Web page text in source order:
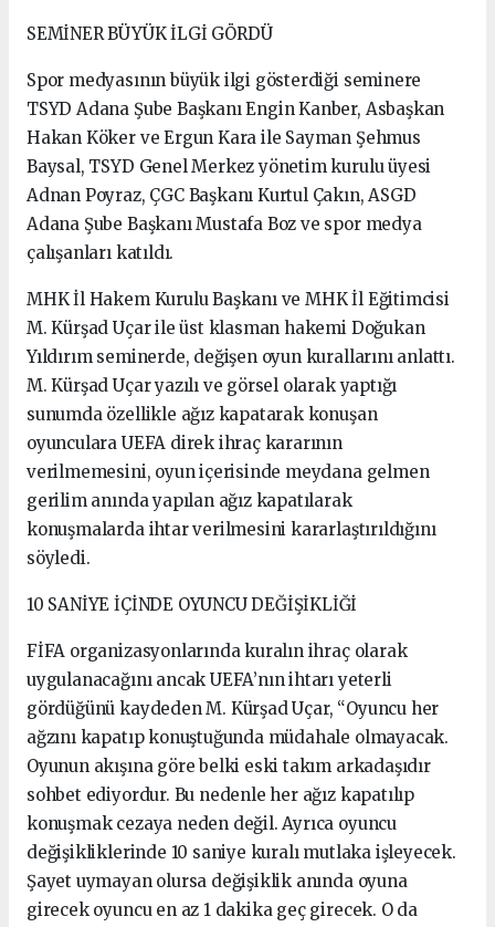
SEMİNER BÜYÜK İLGİ GÖRDÜ
Spor medyasının büyük ilgi gösterdiği seminere
TSYD Adana Şube Başkanı Engin Kanber, Asbaşkan
Hakan Köker ve Ergun Kara ile Sayman Şehmus
Baysal, TSYD Genel Merkez yönetim kurulu üyesi
Adnan Poyraz, ÇGC Başkanı Kurtul Çakın, ASGD
Adana Şube Başkanı Mustafa Boz ve spor medya
çalışanları katıldı.
MHK İl Hakem Kurulu Başkanı ve MHK İl Eğitimcisi
M. Kürşad Uçar ile üst klasman hakemi Doğukan
Yıldırım seminerde, değişen oyun kurallarını anlattı.
M. Kürşad Uçar yazılı ve görsel olarak yaptığı
sunumda özellikle ağız kapatarak konuşan
oyunculara UEFA direk ihraç kararının
verilmemesini, oyun içerisinde meydana gelmen
gerilim anında yapılan ağız kapatılarak
konuşmalarda ihtar verilmesini kararlaştırıldığını
söyledi.
10 SANİYE İÇİNDE OYUNCU DEĞİŞİKLİĞİ
FİFA organizasyonlarında kuralın ihraç olarak
uygulanacağını ancak UEFA’nın ihtarı yeterli
gördüğünü kaydeden M. Kürşad Uçar, “Oyuncu her
ağzını kapatıp konuştuğunda müdahale olmayacak.
Oyunun akışına göre belki eski takım arkadaşıdır
sohbet ediyordur. Bu nedenle her ağız kapatılıp
konuşmak cezaya neden değil. Ayrıca oyuncu
değişikliklerinde 10 saniye kuralı mutlaka işleyecek.
Şayet uymayan olursa değişiklik anında oyuna
girecek oyuncu en az 1 dakika geç girecek. O da